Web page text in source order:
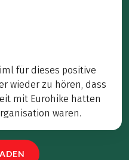
für dieses positive
wieder zu hören, dass
mit Eurohike hatten
waren.